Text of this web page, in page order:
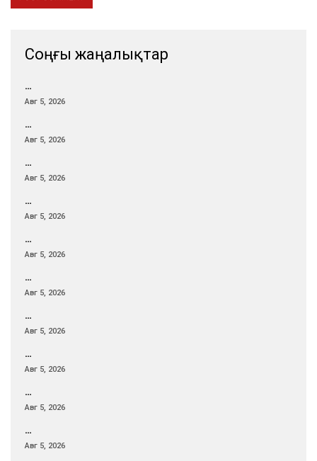
Соңғы жаңалықтар
…
Авг 5, 2026
…
Авг 5, 2026
…
Авг 5, 2026
…
Авг 5, 2026
…
Авг 5, 2026
…
Авг 5, 2026
…
Авг 5, 2026
…
Авг 5, 2026
…
Авг 5, 2026
…
Авг 5, 2026